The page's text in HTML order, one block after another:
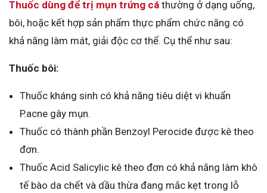
Thuốc dùng để trị mụn trứng cá thường ở dạng uống,
bôi, hoặc kết hợp sản phẩm thực phẩm chức năng có
khả năng làm mát, giải độc cơ thể. Cụ thể như sau:
Thuốc bôi:
Thuốc kháng sinh có khả năng tiêu diệt vi khuẩn
P.acne gây mụn.
Thuốc có thành phần Benzoyl Perocide được kê theo
đơn.
Thuốc Acid Salicylic kê theo đơn có khả năng làm khô
tế bào da chết và dầu thừa đang mắc kẹt trong lỗ